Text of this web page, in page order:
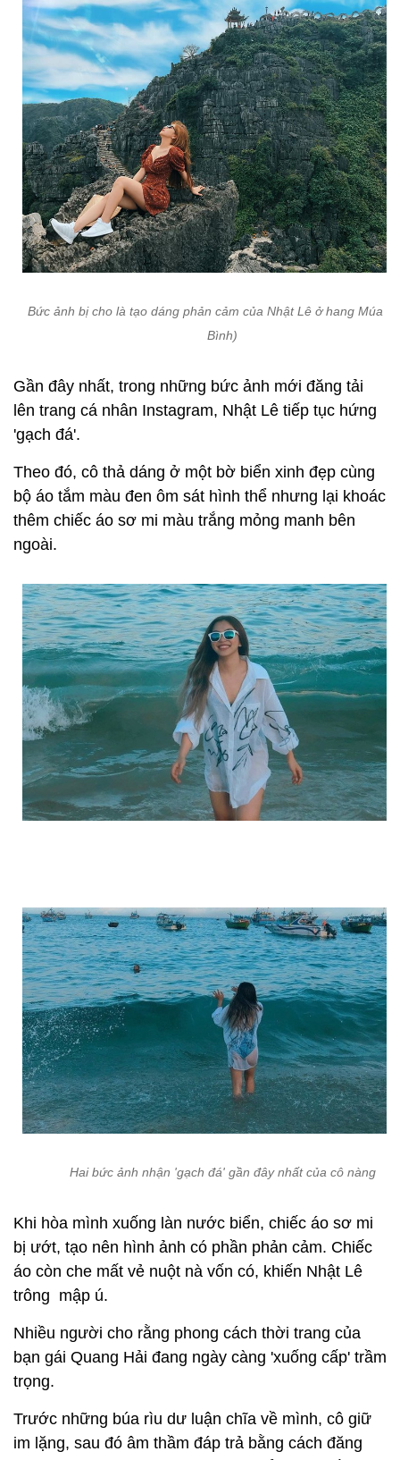
Bức ảnh bị cho là tạo dáng phản cảm của Nhật Lê ở hang Múa
Bình)
Gần đây nhất, trong những bức ảnh mới đăng tải
lên trang cá nhân Instagram, Nhật Lê tiếp tục hứng
'gạch đá'.
Theo đó, cô thả dáng ở một bờ biển xinh đẹp cùng
bộ áo tắm màu đen ôm sát hình thể nhưng lại khoác
thêm chiếc áo sơ mi màu trắng mỏng manh bên
ngoài.
Hai bức ảnh nhận 'gạch đá' gần đây nhất của cô nàng
Khi hòa mình xuống làn nước biển, chiếc áo sơ mi
bị ướt, tạo nên hình ảnh có phần phản cảm. Chiếc
áo còn che mất vẻ nuột nà vốn có, khiến Nhật Lê
trông mập ú.
Nhiều người cho rằng phong cách thời trang của
bạn gái Quang Hải đang ngày càng 'xuống cấp' trầm
trọng.
Trước những búa rìu dư luận chĩa về mình, cô giữ
im lặng, sau đó âm thầm đáp trả bằng cách đăng